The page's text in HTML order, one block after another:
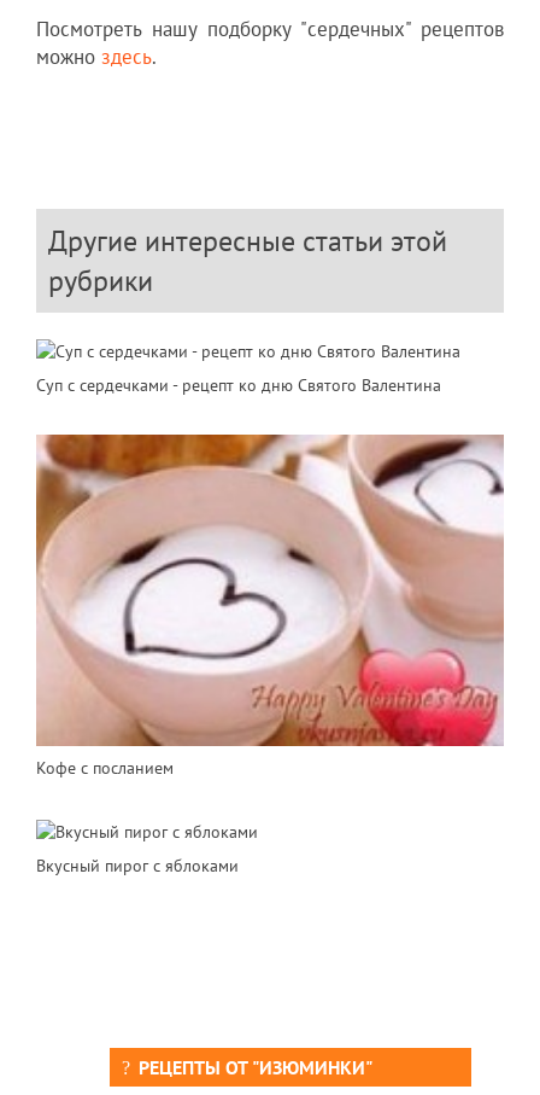
Посмотреть нашу подборку "сердечных" рецептов
можно здесь.
Другие интересные статьи этой
рубрики
Суп с сердечками - рецепт ко дню Святого Валентина
Кофе с посланием
Вкусный пирог с яблоками
РЕЦЕПТЫ ОТ "ИЗЮМИНКИ"